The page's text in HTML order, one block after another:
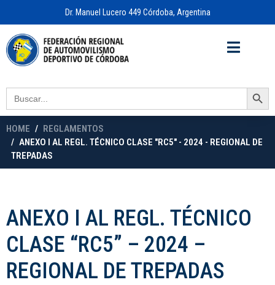
Dr. Manuel Lucero 449 Córdoba, Argentina
Search
for:
Search Button
HOME
REGLAMENTOS
ANEXO I AL REGL. TÉCNICO CLASE "RC5" - 2024 - REGIONAL DE
TREPADAS
ANEXO I AL REGL. TÉCNICO
CLASE “RC5” – 2024 –
REGIONAL DE TREPADAS